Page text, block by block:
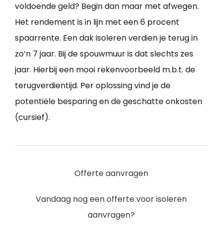
voldoende geld? Begin dan maar met afwegen.
Het rendement is in lijn met een 6 procent
spaarrente. Een dak isoleren verdien je terug in
zo’n 7 jaar. Bij de spouwmuur is dat slechts zes
jaar. Hierbij een mooi rekenvoorbeeld m.b.t. de
terugverdientijd. Per oplossing vind je de
potentiële besparing en de geschatte onkosten
(cursief).
Offerte aanvragen
Vandaag nog een offerte voor isoleren
aanvragen?